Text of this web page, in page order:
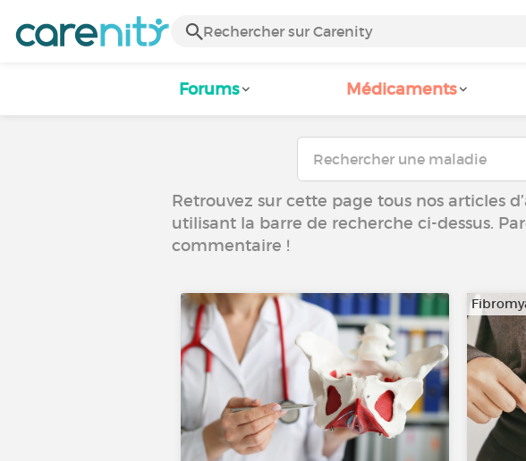
Forums Médicaments
Retrouvez sur cette page tous nos articles
utilisant la barre de recherche ci-dessus.
commentaire !